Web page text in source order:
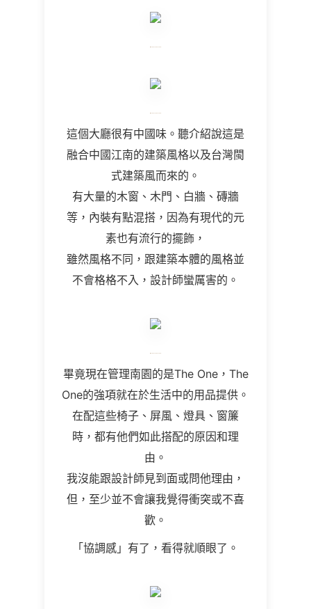
這個大廳很有中國味。聽介紹說這是
融合中國江南的建築風格以及台灣閩
式建築風而來的。
有大量的木窗、木門、白牆、磚牆
等，內裝有點混搭，因為有現代的元
素也有流行的擺飾，
雖然風格不同，跟建築本體的風格並
不會格格不入，設計師蠻厲害的。
畢竟現在管理南園的是The One， The
One的強項就在於生活中的用品提供。
在配這些椅子、屏風、燈具、窗簾
時，都有他們如此搭配的原因和理
由。
我沒能跟設計師見到面或問他理由，
但，至少並不會讓我覺得衝突或不喜
歡。
「協調感」有了，看得就順眼了。